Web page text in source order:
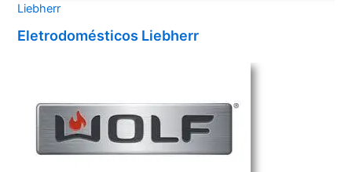
Liebherr
Eletrodomésticos Liebherr